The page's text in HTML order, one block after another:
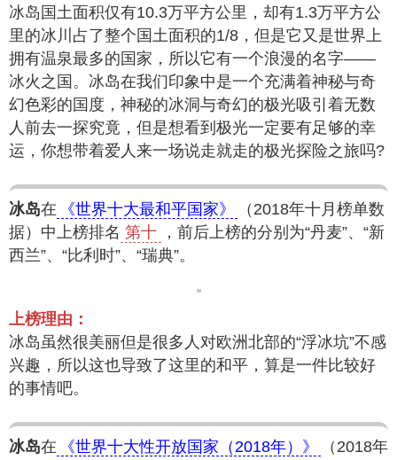
冰岛国土面积仅有10.3万平方公里，却有1.3万平方公
里的冰川占了整个国土面积的1/8，但是它又是世界上
拥有温泉最多的国家，所以它有一个浪漫的名字——
冰火之国。冰岛在我们印象中是一个充满着神秘与奇
幻色彩的国度，神秘的冰洞与奇幻的极光吸引着无数
人前去一探究竟，但是想看到极光一定要有足够的幸
运，你想带着爱人来一场说走就走的极光探险之旅吗?
冰岛在 《世界十大最和平国家》
（2018年十月榜单数
据）中上榜排名 第十
，前后上榜的分别为“丹麦”、“新
西兰”、“比利时”、“瑞典”。
上榜理由：
冰岛虽然很美丽但是很多人对欧洲北部的“浮冰坑”不感
兴趣，所以这也导致了这里的和平，算是一件比较好
的事情吧。
冰岛在 《世界十大性开放国家（2018年）》
（2018年